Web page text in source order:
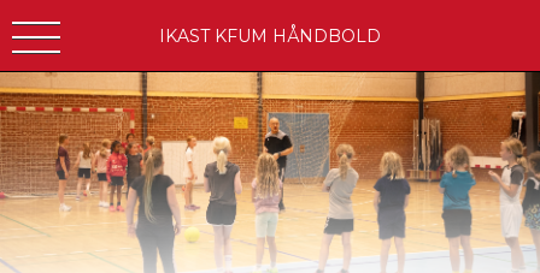
IKAST KFUM HÅNDBOLD